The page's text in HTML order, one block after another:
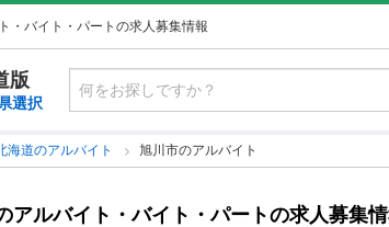
・バイト・パートの求人募集情報
版
選択
海道のアルバイト 旭川市のアルバイト
アルバイト・バイト・パートの求人募集